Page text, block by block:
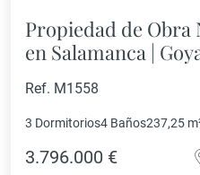
Propiedad de Obra
en Salamanca |
Ref. M1558
3 Dormitorios4 Baños237,25
3.796.000 €